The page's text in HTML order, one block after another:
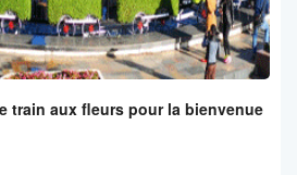
train aux fleurs pour la bienvenue